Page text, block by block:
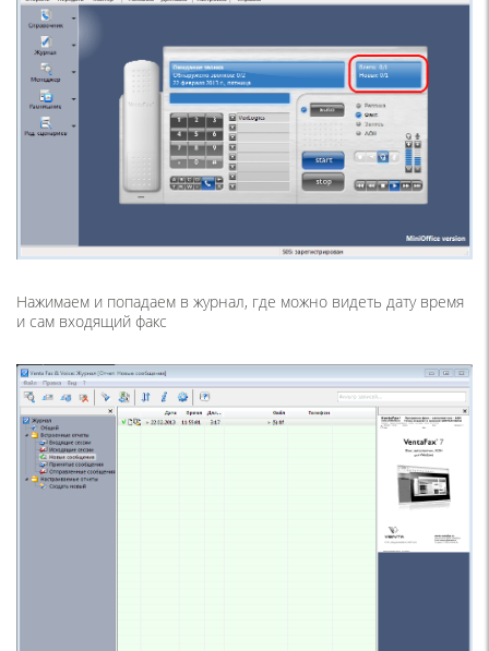
Нажимаем и попадаем в журнал, где можно видеть дату время
и сам входящий факс